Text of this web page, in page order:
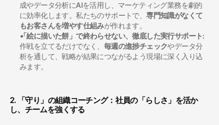
成やデータ分析にAIを活用し、マーケティング業務を劇的
に効率化します。私たちのサポートで、専門知識がなくて
もお客さんを増やす仕組みが作れます。
「絵に描いた餅」で終わらせない、徹底した実行サポート:
作戦を立てるだけでなく、 毎週の進捗チェックやデータ分
析を通して、戦略が結果につながるよう現場に深く入り込
みます。
2. 「守り」の組織コーチング：社員の「らしさ」を活か
し、チームを強くする